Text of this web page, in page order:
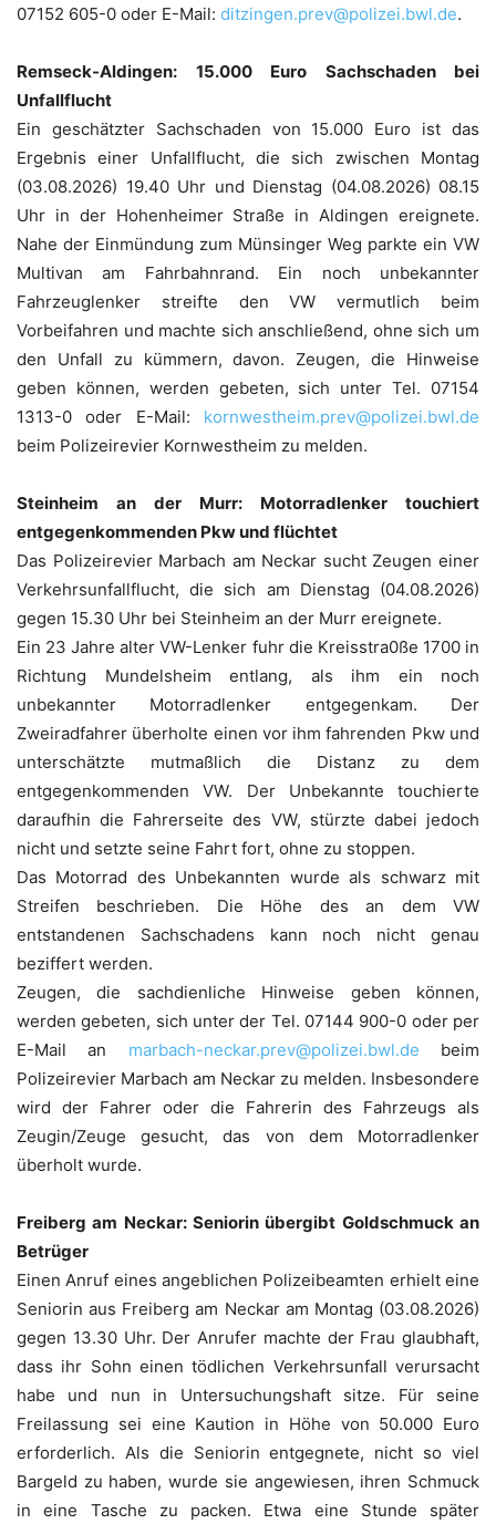
07152 605-0 oder E-Mail: ditzingen.prev@polizei.bwl.de.
Remseck-Aldingen: 15.000 Euro Sachschaden bei
Unfallflucht
Ein geschätzter Sachschaden von 15.000 Euro ist das
Ergebnis einer Unfallflucht, die sich zwischen Montag
(03.08.2026) 19.40 Uhr und Dienstag (04.08.2026) 08.15
Uhr in der Hohenheimer Straße in Aldingen ereignete.
Nahe der Einmündung zum Münsinger Weg parkte ein VW
Multivan am Fahrbahnrand. Ein noch unbekannter
Fahrzeuglenker streifte den VW vermutlich beim
Vorbeifahren und machte sich anschließend, ohne sich um
den Unfall zu kümmern, davon. Zeugen, die Hinweise
geben können, werden gebeten, sich unter Tel. 07154
1313-0 oder E-Mail: kornwestheim.prev@polizei.bwl.de
beim Polizeirevier Kornwestheim zu melden.
Steinheim an der Murr: Motorradlenker touchiert
entgegenkommenden Pkw und flüchtet
Das Polizeirevier Marbach am Neckar sucht Zeugen einer
Verkehrsunfallflucht, die sich am Dienstag (04.08.2026)
gegen 15.30 Uhr bei Steinheim an der Murr ereignete.
Ein 23 Jahre alter VW-Lenker fuhr die Kreisstra0ße 1700 in
Richtung Mundelsheim entlang, als ihm ein noch
unbekannter Motorradlenker entgegenkam. Der
Zweiradfahrer überholte einen vor ihm fahrenden Pkw und
unterschätzte mutmaßlich die Distanz zu dem
entgegenkommenden VW. Der Unbekannte touchierte
daraufhin die Fahrerseite des VW, stürzte dabei jedoch
nicht und setzte seine Fahrt fort, ohne zu stoppen.
Das Motorrad des Unbekannten wurde als schwarz mit
Streifen beschrieben. Die Höhe des an dem VW
entstandenen Sachschadens kann noch nicht genau
beziffert werden.
Zeugen, die sachdienliche Hinweise geben können,
werden gebeten, sich unter der Tel. 07144 900-0 oder per
E-Mail an marbach-neckar.prev@polizei.bwl.de beim
Polizeirevier Marbach am Neckar zu melden. Insbesondere
wird der Fahrer oder die Fahrerin des Fahrzeugs als
Zeugin/Zeuge gesucht, das von dem Motorradlenker
überholt wurde.
Freiberg am Neckar: Seniorin übergibt Goldschmuck an
Betrüger
Einen Anruf eines angeblichen Polizeibeamten erhielt eine
Seniorin aus Freiberg am Neckar am Montag (03.08.2026)
gegen 13.30 Uhr. Der Anrufer machte der Frau glaubhaft,
dass ihr Sohn einen tödlichen Verkehrsunfall verursacht
habe und nun in Untersuchungshaft sitze. Für seine
Freilassung sei eine Kaution in Höhe von 50.000 Euro
erforderlich. Als die Seniorin entgegnete, nicht so viel
Bargeld zu haben, wurde sie angewiesen, ihren Schmuck
in eine Tasche zu packen. Etwa eine Stunde später